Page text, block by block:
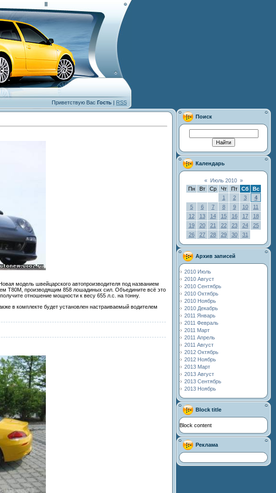
Приветствую Вас Гость | RSS
модель швейцарского автопроизводителя под названием
T80M, производящим 858 лошадиных сил. Объедините всё это
отношение мощности к весу 655 л.с. на тонну.
в комплекте будет установлен настраиваемый водителем
Поиск
Календарь
« Июль 2010 »
Пн
Вт Ср Чт Пт Сб
Вс
1
2 3
4
5
6 7 8 9 10
11
12
13 14 15 16 17
18
19
20 21 22 23 24
25
26
27 28 29 30 31
Архив записей
2010 Июль
2010 Август
2010 Сентябрь
2010 Октябрь
2010 Ноябрь
2010 Декабрь
2011 Январь
2011 Февраль
2011 Март
2011 Апрель
2011 Август
2012 Октябрь
2012 Ноябрь
2013 Март
2013 Август
2013 Сентябрь
2013 Ноябрь
Block title
Block content
Реклама